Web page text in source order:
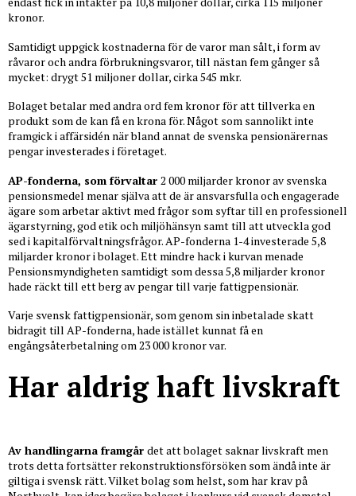
kronor.
Samtidigt uppgick kostnaderna för de varor man sålt, i form av
råvaror och andra förbrukningsvaror, till nästan fem gånger så
mycket: drygt 51 miljoner dollar, cirka 545 mkr.
Bolaget betalar med andra ord fem kronor för att tillverka en
produkt som de kan få en krona för. Något som sannolikt inte
framgick i affärsidén när bland annat de svenska pensionärernas
pengar investerades i företaget.
AP-fonderna, som förvaltar 2 000 miljarder kronor av svenska
pensionsmedel menar själva att de är ansvarsfulla och engagerade
ägare som arbetar aktivt med frågor som syftar till en professionell
ägarstyrning, god etik och miljöhänsyn samt till att utveckla god
sed i kapitalförvaltningsfrågor. AP-fonderna 1-4 investerade 5,8
miljarder kronor i bolaget. Ett mindre hack i kurvan menade
Pensionsmyndigheten samtidigt som dessa 5,8 miljarder kronor
hade räckt till ett berg av pengar till varje fattigpensionär.
Varje svensk fattigpensionär, som genom sin inbetalade skatt
bidragit till AP-fonderna, hade istället kunnat få en
engångsåterbetalning om 23 000 kronor var.
Har aldrig haft livskraft
Av handlingarna framgår det att bolaget saknar livskraft men
trots detta fortsätter rekonstruktionsförsöken som ändå inte är
giltiga i svensk rätt. Vilket bolag som helst, som har krav på